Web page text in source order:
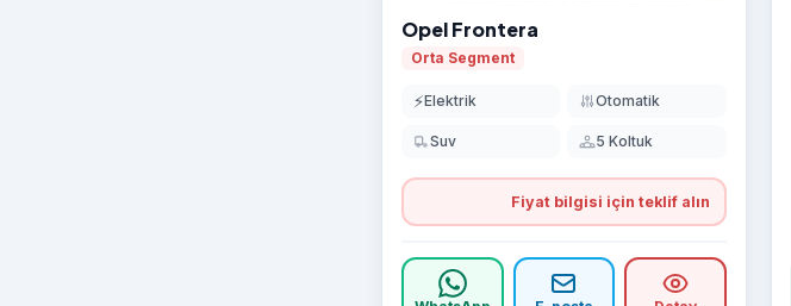
Opel Frontera
Orta Segment
⚡Elektrik Otomatik
Suv 5 Koltuk
Fiyat bilgisi için teklif alın